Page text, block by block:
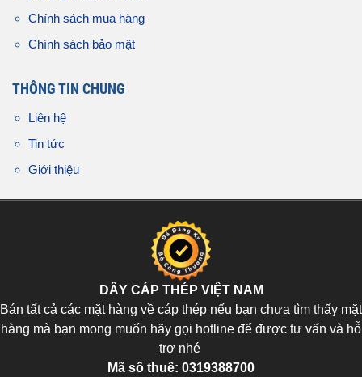
Chính sách mua hàng
Chính sách bảo mật
THÔNG TIN CHUNG
Liên hệ
Tin tức
Giới thiệu
DÂY CÁP THÉP VIỆT NAM
Bán tất cả các mặt hàng về cáp thép nếu bạn chưa tìm thấy mặt
hàng mà bạn mong muốn hãy gọi hotline để được tư vấn và hỗ
trợ nhé
Mã số thuế: 0319388700